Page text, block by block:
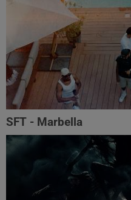
SFT - Marbella